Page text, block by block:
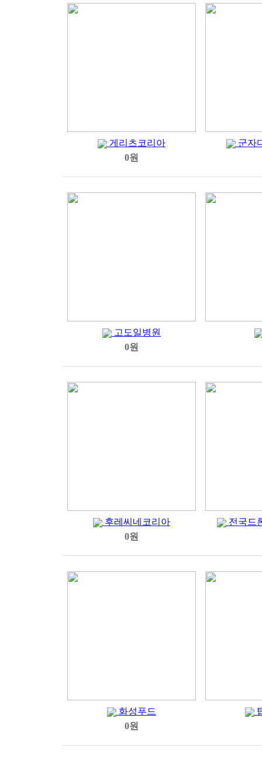
게리츠코리아
0원
군자
고도일병원
0원
후레씨네코리아
0원
전국드
화성푸드
0원